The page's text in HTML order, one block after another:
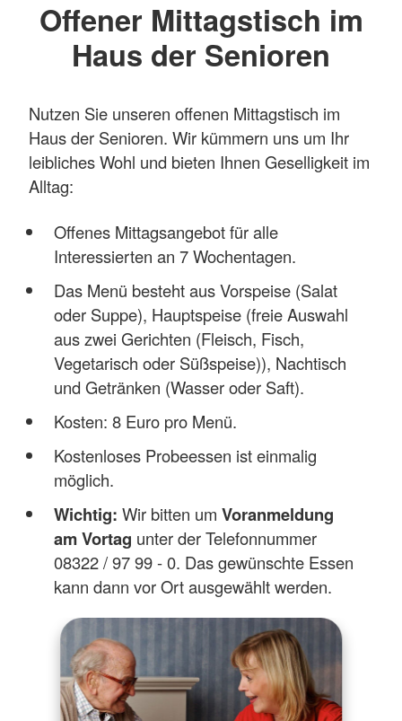
Offener Mittagstisch im
Haus der Senioren
Nutzen Sie unseren offenen Mittagstisch im
Haus der Senioren. Wir kümmern uns um Ihr
leibliches Wohl und bieten Ihnen Geselligkeit im
Alltag:
Offenes Mittagsangebot für alle
Interessierten an 7 Wochentagen.
Das Menü besteht aus Vorspeise (Salat
oder Suppe), Hauptspeise (freie Auswahl
aus zwei Gerichten (Fleisch, Fisch,
Vegetarisch oder Süßspeise)), Nachtisch
und Getränken (Wasser oder Saft).
Kosten: 8 Euro pro Menü.
Kostenloses Probeessen ist einmalig
möglich.
Wichtig: Wir bitten um Voranmeldung
am Vortag unter der Telefonnummer
08322 / 97 99 - 0. Das gewünschte Essen
kann dann vor Ort ausgewählt werden.